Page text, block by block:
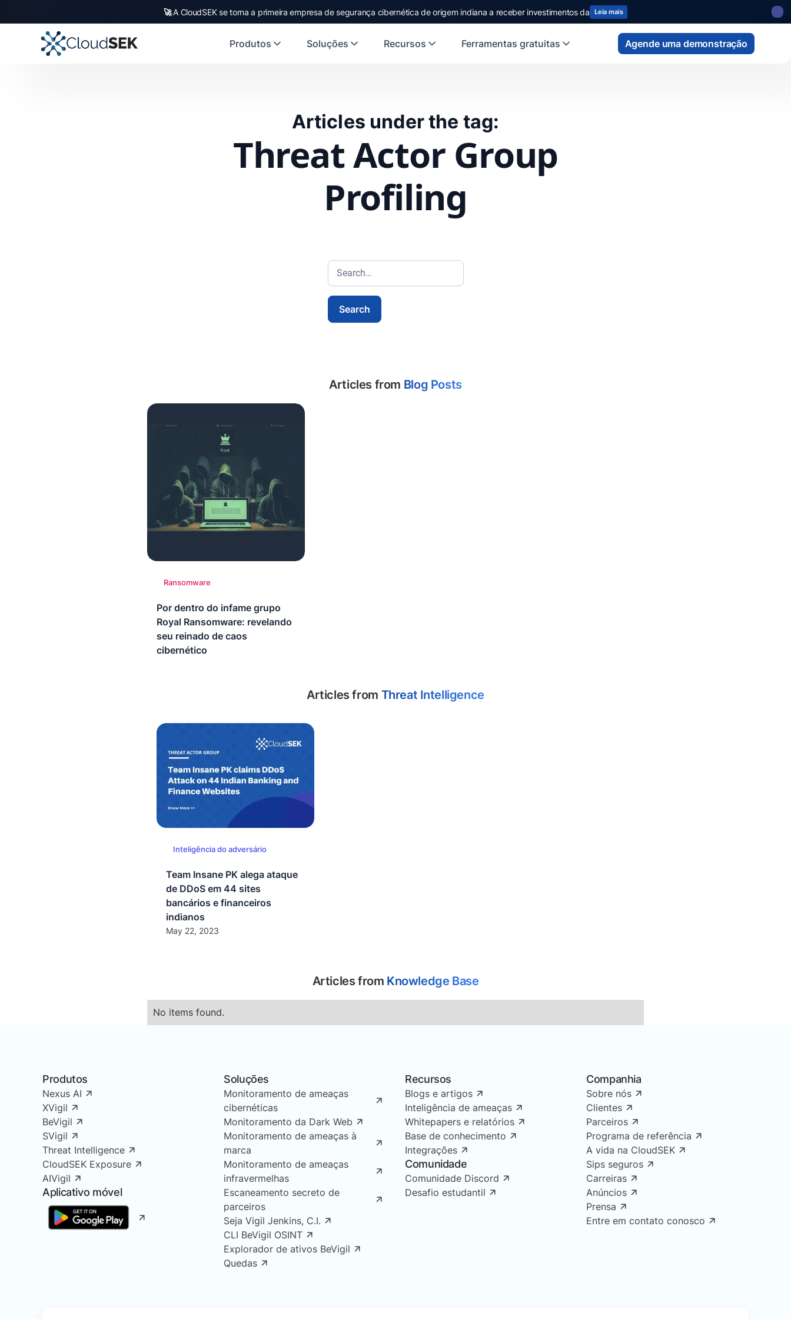
🚀A CloudSEK se torna a primeira empresa de segurança cibernética de origem indiana a receber investimentos da Leia mais
Produtos Soluções Recursos Ferramentas gratuitas Agende uma demonstração
Articles under the tag:
Threat Actor Group
Profiling
Articles from Blog Posts
Ransomware
Por dentro do infame grupo
Royal Ransomware: revelando
seu reinado de caos
cibernético
Articles from Threat Intelligence
Inteligência do adversário
Team Insane PK alega ataque
de DDoS em 44 sites
bancários e financeiros
indianos
May 22, 2023
Articles from Knowledge Base
No items found.
Produtos
Nexus AI
XVigil
BeVigil
SVigil
Threat Intelligence
CloudSEK Exposure
AIVigil
Aplicativo móvel
Soluções
Monitoramento de ameaças
cibernéticas
Monitoramento da Dark Web
Monitoramento de ameaças à
marca
Monitoramento de ameaças
infravermelhas
Escaneamento secreto de
parceiros
Seja Vigil Jenkins, C.I.
CLI BeVigil OSINT
Explorador de ativos BeVigil
Quedas
Recursos
Blogs e artigos
Inteligência de ameaças
Whitepapers e relatórios
Base de conhecimento
Integrações
Comunidade
Comunidade Discord
Desafio estudantil
Companhia
Sobre nós
Clientes
Parceiros
Programa de referência
A vida na CloudSEK
Sips seguros
Carreiras
Anúncios
Prensa
Entre em contato conosco